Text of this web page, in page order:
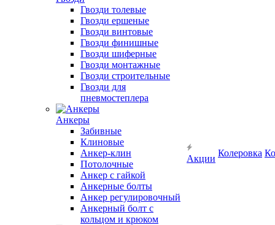
Гвозди толевые
Гвозди ершеные
Гвозди винтовые
Гвозди финишные
Гвозди шиферные
Гвозди монтажные
Гвозди строительные
Гвозди для
пневмостеплера
Анкеры
Забивные
Клиновые
Анкер-клин
Потолочные
Анкер с гайкой
Анкерные болты
Анкер регулировочный
Анкерный болт с
кольцом и крюком
Акции
Колеровка